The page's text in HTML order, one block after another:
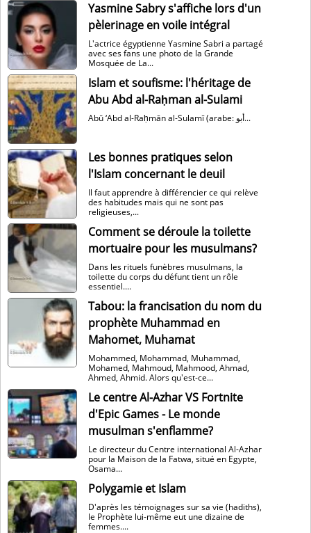
Yasmine Sabry s'affiche lors d'un
pèlerinage en voile intégral
L'actrice égyptienne Yasmine Sabri a partagé
avec ses fans une photo de la Grande
Mosquée de La...
Islam et soufisme: l'héritage de
Abu Abd al-Raḥman al-Sulami
Abū ‘Abd al-Raḥmān al-Sulamī (arabe: أبو...
Les bonnes pratiques selon
l'Islam concernant le deuil
Il faut apprendre à différencier ce qui relève
des habitudes mais qui ne sont pas
religieuses,...
Comment se déroule la toilette
mortuaire pour les musulmans?
Dans les rituels funèbres musulmans, la
toilette du corps du défunt tient un rôle
essentiel....
Tabou: la francisation du nom du
prophète Muhammad en
Mahomet, Muhamat
Mohammed, Mohammad, Muhammad,
Mohamed, Mahmoud, Mahmood, Ahmad,
Ahmed, Ahmid. Alors qu'est-ce...
Le centre Al-Azhar VS Fortnite
d'Epic Games - Le monde
musulman s'enflamme?
Le directeur du Centre international Al-Azhar
pour la Maison de la Fatwa, situé en Egypte,
Osama...
Polygamie et Islam
D'après les témoignages sur sa vie (hadiths),
le Prophète lui-même eut une dizaine de
femmes....